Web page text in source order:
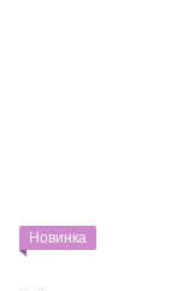
Новинка